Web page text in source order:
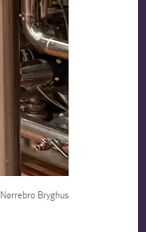
Nørrebro Bryghus